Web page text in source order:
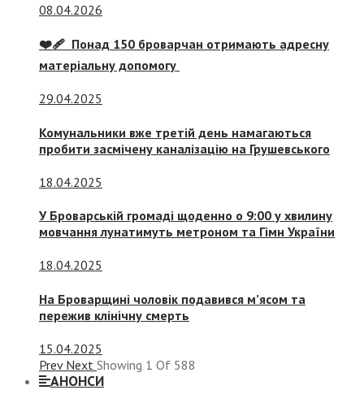
08.04.2026
❤️‍🩹 Понад 150 броварчан отримають адресну
матеріальну допомогу
29.04.2025
Комунальники вже третій день намагаються
пробити засмічену каналізацію на Грушевського
18.04.2025
У Броварській громаді щоденно о 9:00 у хвилину
мовчання лунатимуть метроном та Гімн України
18.04.2025
На Броварщині чоловік подавився м’ясом та
пережив клінічну смерть
15.04.2025
Prev Next Showing 1 Of 588
АНОНСИ